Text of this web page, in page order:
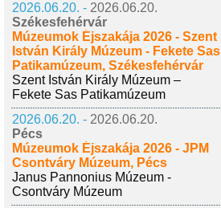
2026.06.20. - 2026.06.20.
Székesfehérvár
Múzeumok Éjszakája 2026 - Szent
István Király Múzeum - Fekete Sas
Patikamúzeum, Székesfehérvár
Szent István Király Múzeum –
Fekete Sas Patikamúzeum
2026.06.20. - 2026.06.20.
Pécs
Múzeumok Éjszakája 2026 - JPM
Csontváry Múzeum, Pécs
Janus Pannonius Múzeum -
Csontváry Múzeum